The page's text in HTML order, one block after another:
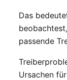
Das
passende
Ursachen